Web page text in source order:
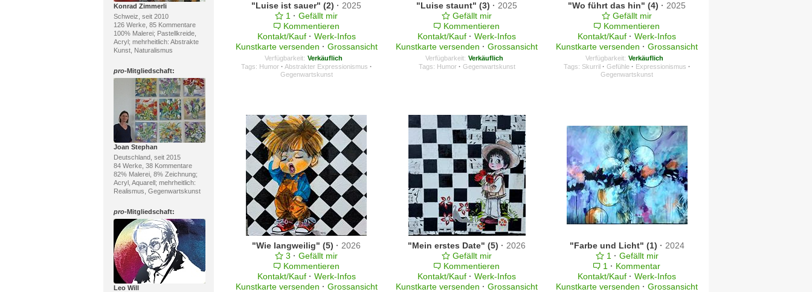
Konrad Zimmerli
Schweiz, seit 2010
126 Werke, 85 Kommentare
100% Malerei; Pastellkreide,
Acryl; mehrheitlich: Abstrakte
Kunst, Naturalismus
pro-Mitgliedschaft:
Joan Stephan
Deutschland, seit 2015
84 Werke, 38 Kommentare
82% Malerei, 8% Zeichnung;
Acryl, Aquarell; mehrheitlich:
Realismus, Gegenwartskunst
pro-Mitgliedschaft:
Leo Will
"Luise ist sauer" (2) · 2025
1 · Gefällt mir
Kommentieren
Kontakt/Kauf · Werk-Infos
Kunstkarte versenden · Grossansicht
Verfügbarkeit: Verkäuflich
Tags: Humor · Abstrakter Expressionismus ·
Gegenwartskunst
"Luise staunt" (3) · 2025
Gefällt mir
Kommentieren
Kontakt/Kauf · Werk-Infos
Kunstkarte versenden · Grossansicht
Verfügbarkeit: Verkäuflich
Tags: Humor · Gegenwartskunst
"Wo führt das hin" (4) · 2025
Gefällt mir
Kommentieren
Kontakt/Kauf · Werk-Infos
Kunstkarte versenden · Grossansicht
Verfügbarkeit: Verkäuflich
Tags: Skurril · Gefühle · Expressionismus ·
Gegenwartskunst
"Wie langweilig" (5) · 2026
3 · Gefällt mir
Kommentieren
Kontakt/Kauf · Werk-Infos
Kunstkarte versenden · Grossansicht
"Mein erstes Date" (5) · 2026
Gefällt mir
Kommentieren
Kontakt/Kauf · Werk-Infos
Kunstkarte versenden · Grossansicht
"Farbe und Licht" (1) · 2024
1 · Gefällt mir
1 · Kommentar
Kontakt/Kauf · Werk-Infos
Kunstkarte versenden · Grossansicht